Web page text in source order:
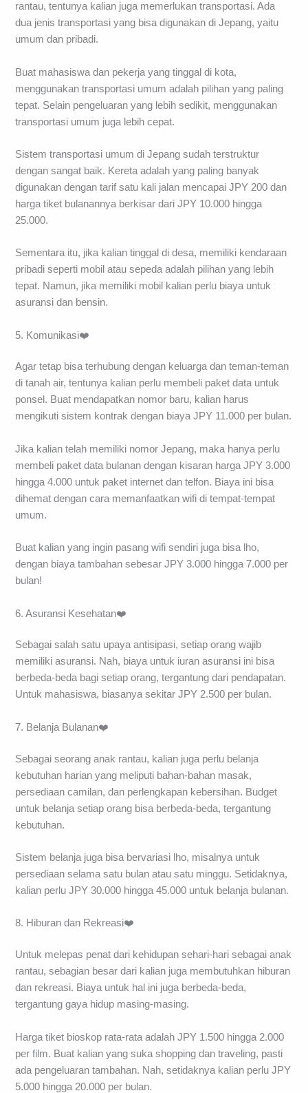
rantau, tentunya kalian juga memerlukan transportasi. Ada
dua jenis transportasi yang bisa digunakan di Jepang, yaitu
umum dan pribadi.
Buat mahasiswa dan pekerja yang tinggal di kota,
menggunakan transportasi umum adalah pilihan yang paling
tepat. Selain pengeluaran yang lebih sedikit, menggunakan
transportasi umum juga lebih cepat.
Sistem transportasi umum di Jepang sudah terstruktur
dengan sangat baik. Kereta adalah yang paling banyak
digunakan dengan tarif satu kali jalan mencapai JPY 200 dan
harga tiket bulanannya berkisar dari JPY 10.000 hingga
25.000.
Sementara itu, jika kalian tinggal di desa, memiliki kendaraan
pribadi seperti mobil atau sepeda adalah pilihan yang lebih
tepat. Namun, jika memiliki mobil kalian perlu biaya untuk
asuransi dan bensin.
5. Komunikasi❤️
Agar tetap bisa terhubung dengan keluarga dan teman-teman
di tanah air, tentunya kalian perlu membeli paket data untuk
ponsel. Buat mendapatkan nomor baru, kalian harus
mengikuti sistem kontrak dengan biaya JPY 11.000 per bulan.
Jika kalian telah memiliki nomor Jepang, maka hanya perlu
membeli paket data bulanan dengan kisaran harga JPY 3.000
hingga 4.000 untuk paket internet dan telfon. Biaya ini bisa
dihemat dengan cara memanfaatkan wifi di tempat-tempat
umum.
Buat kalian yang ingin pasang wifi sendiri juga bisa lho,
dengan biaya tambahan sebesar JPY 3.000 hingga 7.000 per
bulan!
6. Asuransi Kesehatan❤️
Sebagai salah satu upaya antisipasi, setiap orang wajib
memiliki asuransi. Nah, biaya untuk iuran asuransi ini bisa
berbeda-beda bagi setiap orang, tergantung dari pendapatan.
Untuk mahasiswa, biasanya sekitar JPY 2.500 per bulan.
7. Belanja Bulanan❤️
Sebagai seorang anak rantau, kalian juga perlu belanja
kebutuhan harian yang meliputi bahan-bahan masak,
persediaan camilan, dan perlengkapan kebersihan. Budget
untuk belanja setiap orang bisa berbeda-beda, tergantung
kebutuhan.
Sistem belanja juga bisa bervariasi lho, misalnya untuk
persediaan selama satu bulan atau satu minggu. Setidaknya,
kalian perlu JPY 30.000 hingga 45.000 untuk belanja bulanan.
8. Hiburan dan Rekreasi❤️
Untuk melepas penat dari kehidupan sehari-hari sebagai anak
rantau, sebagian besar dari kalian juga membutuhkan hiburan
dan rekreasi. Biaya untuk hal ini juga berbeda-beda,
tergantung gaya hidup masing-masing.
Harga tiket bioskop rata-rata adalah JPY 1.500 hingga 2.000
per film. Buat kalian yang suka shopping dan traveling, pasti
ada pengeluaran tambahan. Nah, setidaknya kalian perlu JPY
5.000 hingga 20.000 per bulan.